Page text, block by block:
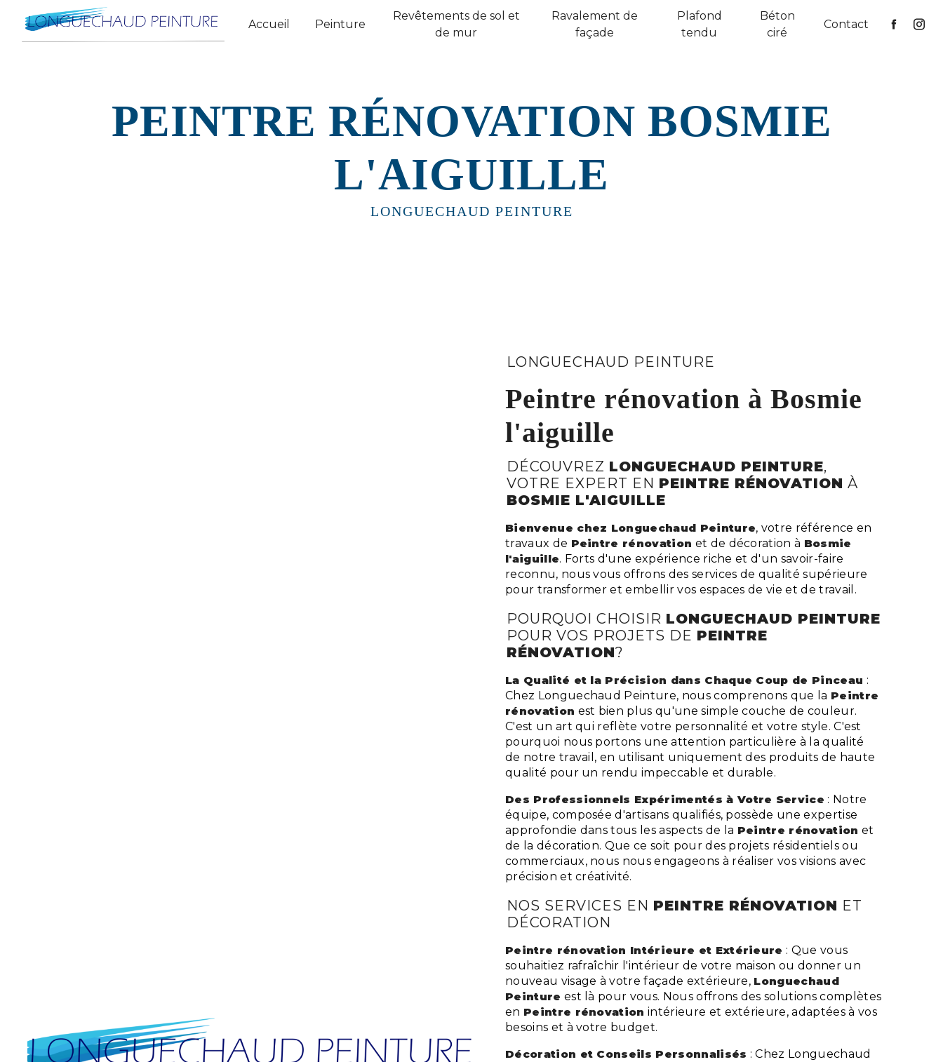
Accueil Peinture
Revêtements de sol et
de mur
Ravalement de
façade
Plafond
tendu
Béton
ciré
Contact
PEINTRE RÉNOVATION BOSMIE
L'AIGUILLE
LONGUECHAUD PEINTURE
LONGUECHAUD PEINTURE
Peintre rénovation à Bosmie
l'aiguille
DÉCOUVREZ LONGUECHAUD PEINTURE,
VOTRE EXPERT EN PEINTRE RÉNOVATION À
BOSMIE L'AIGUILLE
Bienvenue chez Longuechaud Peinture, votre référence en
travaux de Peintre rénovation et de décoration à Bosmie
l'aiguille. Forts d'une expérience riche et d'un savoir-faire
reconnu, nous vous offrons des services de qualité supérieure
pour transformer et embellir vos espaces de vie et de travail.
POURQUOI CHOISIR LONGUECHAUD PEINTURE
POUR VOS PROJETS DE PEINTRE
RÉNOVATION?
La Qualité et la Précision dans Chaque Coup de Pinceau :
Chez Longuechaud Peinture, nous comprenons que la Peintre
rénovation est bien plus qu'une simple couche de couleur.
C'est un art qui reflète votre personnalité et votre style. C'est
pourquoi nous portons une attention particulière à la qualité
de notre travail, en utilisant uniquement des produits de haute
qualité pour un rendu impeccable et durable.
Des Professionnels Expérimentés à Votre Service : Notre
équipe, composée d'artisans qualifiés, possède une expertise
approfondie dans tous les aspects de la Peintre rénovation et
de la décoration. Que ce soit pour des projets résidentiels ou
commerciaux, nous nous engageons à réaliser vos visions avec
précision et créativité.
NOS SERVICES EN PEINTRE RÉNOVATION ET
DÉCORATION
Peintre rénovation Intérieure et Extérieure : Que vous
souhaitiez rafraîchir l'intérieur de votre maison ou donner un
nouveau visage à votre façade extérieure, Longuechaud
Peinture est là pour vous. Nous offrons des solutions complètes
en Peintre rénovation intérieure et extérieure, adaptées à vos
besoins et à votre budget.
Décoration et Conseils Personnalisés : Chez Longuechaud
Panneau de gestion des cookies